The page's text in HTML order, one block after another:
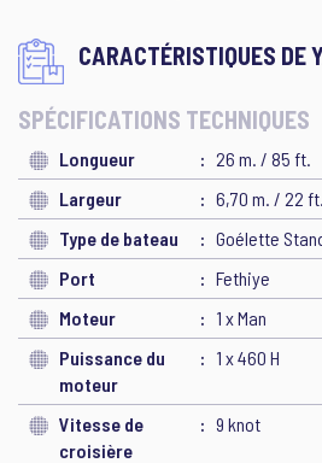
CARACTÉRISTIQUES DE
SPÉCIFICATIONS TECHNIQUES
Longueur
26 m. / 85 ft.
Largeur
6,70 m. / 22 ft.
Type de bateau
Goélette
Port
Fethiye
Moteur
1 x Man
Puissance du
moteur
1 x 460 H
Vitesse de
croisière
9 knot